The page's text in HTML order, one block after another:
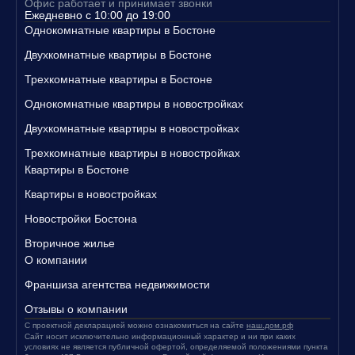
Свяжитесь с нами уже сегодня, чтобы узнать больше о наших п
редложениях и записаться на просмотр квартир!
Офис работает и принимает звонки
Ежедневно с 10:00 до 19:00
Однокомнатные квартиры в Бостоне
Двухкомнатные квартиры в Бостоне
Трехкомнатные квартиры в Бостоне
Однокомнатные квартиры в новостройках
Двухкомнатные квартиры в новостройках
Трехкомнатные квартиры в новостройках
Квартиры в Бостоне
Квартиры в новостройках
Новостройки Бостона
Вторичное жилье
О компании
Франшиза агентства недвижимости
Отзывы о компании
С проектной декларацией можно ознакомиться на сайте наш.дом.рф
Сайт носит исключительно информационный характер и ни при каких
условиях не является публичной офертой, определяемой положениями пункта